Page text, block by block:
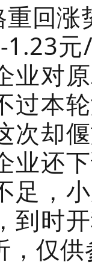
回
业对
过本
次却
业还
足，
到时
，仅